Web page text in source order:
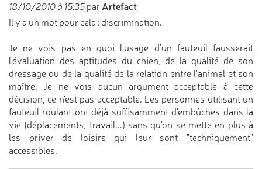
18/10/2010 à 15:35 par Artefact
Il y a un mot pour cela : discrimination.
Je ne vois pas en quoi l'usage d'un fauteuil fausserait
l'évaluation des aptitudes du chien, de la qualité de son
dressage ou de la qualité de la relation entre l'animal et son
maître. Je ne vois aucun argument acceptable à cette
décision, ce n'est pas acceptable. Les personnes utilisant un
fauteuil roulant ont déjà suffisamment d'embûches dans la
vie (déplacements, travail...) sans qu'on se mette en plus à
les priver de loisirs qui leur sont "techniquement"
accessibles.